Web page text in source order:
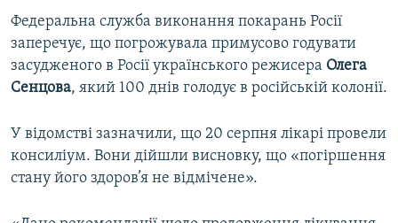
Усі сайти RFE/RL
Федеральна служба виконання покарань Росії
заперечує, що погрожувала примусово годувати
засудженого в Росії українського режисера Олега
Сенцова, який 100 днів голодує в російській колонії.
У відомстві зазначили, що 20 серпня лікарі провели
консиліум. Вони дійшли висновку, що «погіршення
стану його здоров’я не відмічене».